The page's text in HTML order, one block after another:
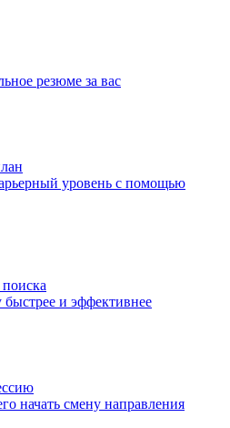
резюме за вас
уровень с помощью
и эффективнее
начать смену направления